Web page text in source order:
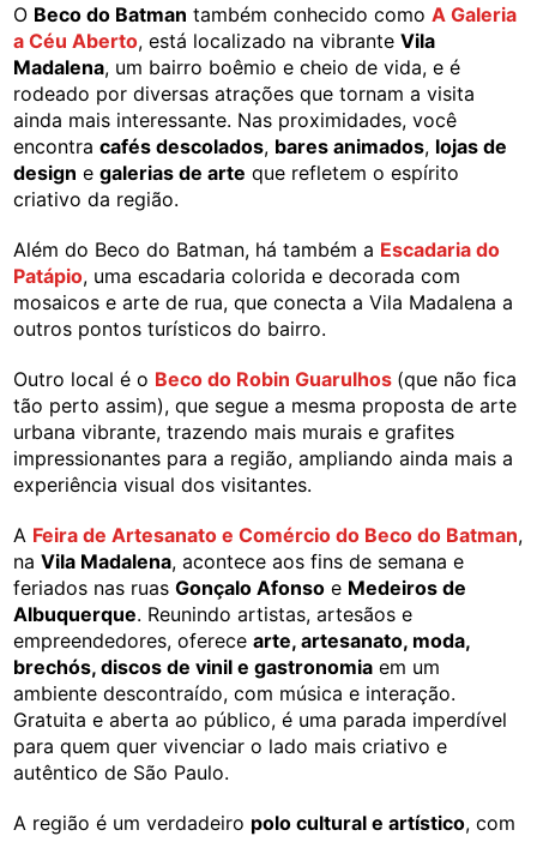
O Beco do Batman também conhecido comoA Galeria
a Céu Aberto, está localizado na vibranteVila
Madalena, um bairro boêmio e cheio de vida, e é
rodeado por diversas atrações que tornam a visita
ainda mais interessante. Nas proximidades, você
encontracafés descolados, bares animados, lojas de
design egalerias de arte que refletem o espírito
criativo da região.
Além do Beco do Batman, há também a Escadaria do
Patápio, uma escadaria colorida e decorada com
mosaicos e arte de rua, que conecta a Vila Madalena a
outros pontos turísticos do bairro.
Outro local é o Beco do Robin Guarulhos (que não fica
tão perto assim), que segue a mesma proposta de arte
urbana vibrante, trazendo mais murais e grafites
impressionantes para a região, ampliando ainda mais a
experiência visual dos visitantes.
A Feira de Artesanato e Comércio do Beco do Batman,
naVila Madalena, acontece aos fins de semana e
feriados nas ruasGonçalo Afonso e Medeiros de
Albuquerque. Reunindo artistas, artesãos e
empreendedores, oferecearte, artesanato, moda,
brechós, discos de vinil e gastronomia em um
ambiente descontraído, com música e interação.
Gratuita e aberta ao público, é uma parada imperdível
para quem quer vivenciar o lado mais criativo e
autêntico de São Paulo.
A região é um verdadeiro polo cultural e artístico, com